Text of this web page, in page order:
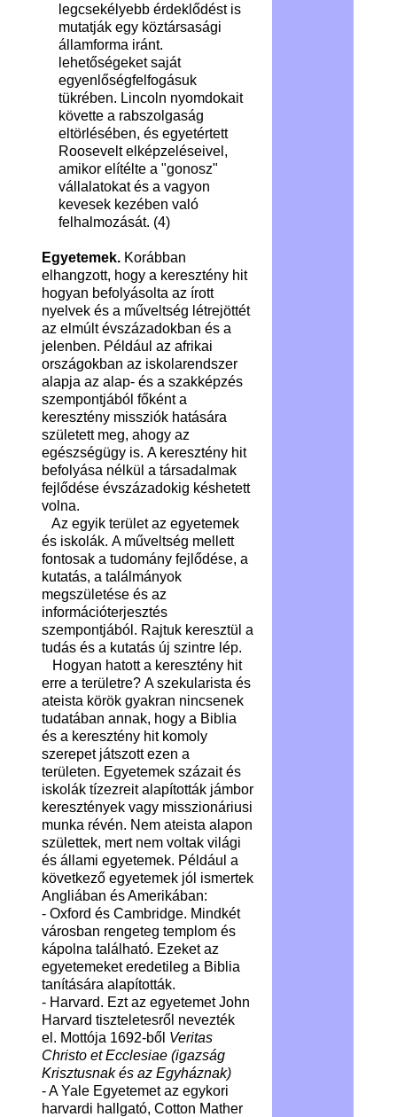
legcsekélyebb érdeklődést is
mutatják egy köztársasági
államforma iránt.
lehetőségeket saját
egyenlőségfelfogásuk
tükrében. Lincoln nyomdokait
követte a rabszolgaság
eltörlésében, és egyetértett
Roosevelt elképzeléseivel,
amikor elítélte a "gonosz"
vállalatokat és a vagyon
kevesek kezében való
felhalmozását. (4)
Egyetemek. Korábban
elhangzott, hogy a keresztény hit
hogyan befolyásolta az írott
nyelvek és a műveltség létrejöttét
az elmúlt évszázadokban és a
jelenben. Például az afrikai
országokban az iskolarendszer
alapja az alap- és a szakképzés
szempontjából főként a
keresztény missziók hatására
született meg, ahogy az
egészségügy is. A keresztény hit
befolyása nélkül a társadalmak
fejlődése évszázadokig késhetett
volna.
Az egyik terület az egyetemek
és iskolák. A műveltség mellett
fontosak a tudomány fejlődése, a
kutatás, a találmányok
megszületése és az
információterjesztés
szempontjából. Rajtuk keresztül a
tudás és a kutatás új szintre lép.
Hogyan hatott a keresztény hit
erre a területre? A szekularista és
ateista körök gyakran nincsenek
tudatában annak, hogy a Biblia
és a keresztény hit komoly
szerepet játszott ezen a
területen. Egyetemek százait és
iskolák tízezreit alapították jámbor
keresztények vagy misszionáriusi
munka révén. Nem ateista alapon
születtek, mert nem voltak világi
és állami egyetemek. Például a
következő egyetemek jól ismertek
Angliában és Amerikában:
- Oxford és Cambridge. Mindkét
városban rengeteg templom és
kápolna található. Ezeket az
egyetemeket eredetileg a Biblia
tanítására alapították.
- Harvard. Ezt az egyetemet John
Harvard tiszteletesről nevezték
el. Mottója 1692-ből Veritas
Christo et Ecclesiae (igazság
Krisztusnak és az Egyháznak)
- A Yale Egyetemet az egykori
harvardi hallgató, Cotton Mather